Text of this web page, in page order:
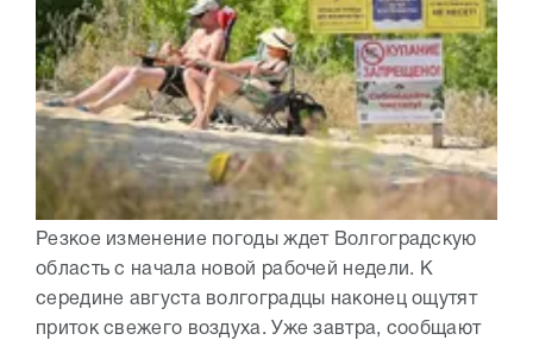
Резкое изменение погоды ждет Волгоградскую
область с начала новой рабочей недели. К
середине августа волгоградцы наконец ощутят
приток свежего воздуха. Уже завтра, сообщают